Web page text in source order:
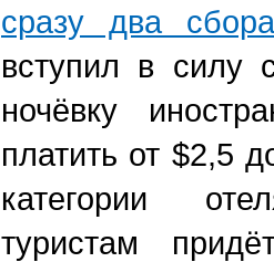
сразу два
вступил в
ночёвку
платить от $2,5
категории
туристам